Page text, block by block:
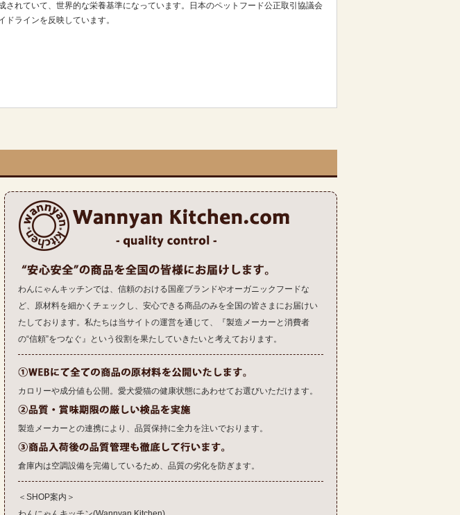
されていて、世界的な栄養基準になっています。日本のペットフード公正取引協議会
ラインを反映しています。
わんにゃんキッチンでは、信頼のおける国産ブランドやオーガニックフードな
ど、原材料を細かくチェックし、安心できる商品のみを全国の皆さまにお届けい
たしております。私たちは当サイトの運営を通じて、『製造メーカーと消費者
の“信頼”をつなぐ』という役割を果たしていきたいと考えております。
カロリーや成分値も公開。愛犬愛猫の健康状態にあわせてお選びいただけます。
製造メーカーとの連携により、品質保持に全力を注いでおります。
倉庫内は空調設備を完備しているため、品質の劣化を防ぎます。
＜SHOP案内＞